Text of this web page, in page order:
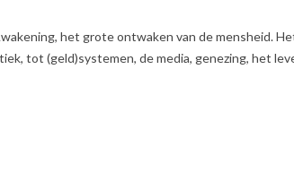
het grote ontwaken van de mensheid. Het
tot (geld)systemen, de media, genezing, het